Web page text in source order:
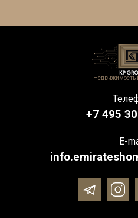
Недвижимость
+7 495
E-